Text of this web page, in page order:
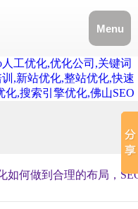
Menu
如何做到合理的布局，